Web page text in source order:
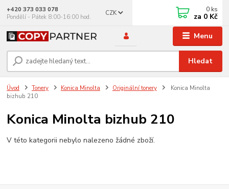
Menu
CZK
Hledat
+420 373 033 078
Pondělí - Pátek 8:00-16:00 hod.
0 ks
za 0 Kč
Úvod Tonery Konica Minolta Originální tonery
Konica Minolta
bizhub 210
Konica Minolta bizhub 210
V této kategorii nebylo nalezeno žádné zboží.